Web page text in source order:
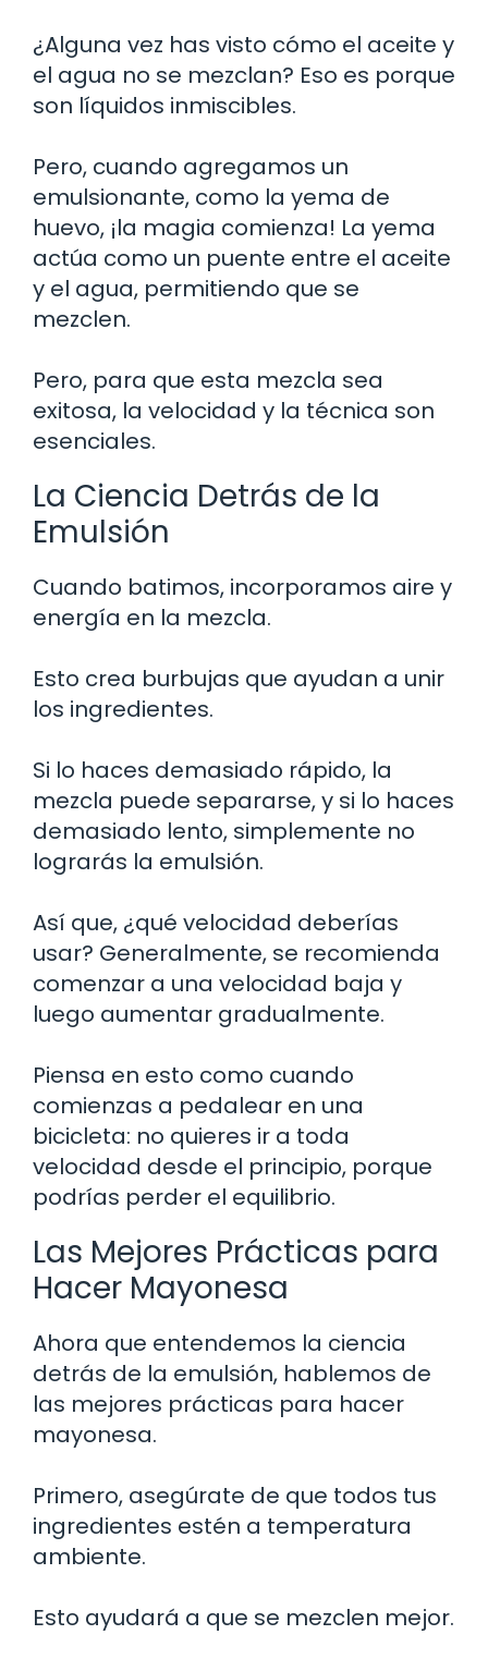
¿Alguna vez has visto cómo el aceite y
el agua no se mezclan? Eso es porque
son líquidos inmiscibles.
Pero, cuando agregamos un
emulsionante, como la yema de
huevo, ¡la magia comienza! La yema
actúa como un puente entre el aceite
y el agua, permitiendo que se
mezclen.
Pero, para que esta mezcla sea
exitosa, la velocidad y la técnica son
esenciales.
La Ciencia Detrás de la
Emulsión
Cuando batimos, incorporamos aire y
energía en la mezcla.
Esto crea burbujas que ayudan a unir
los ingredientes.
Si lo haces demasiado rápido, la
mezcla puede separarse, y si lo haces
demasiado lento, simplemente no
lograrás la emulsión.
Así que, ¿qué velocidad deberías
usar? Generalmente, se recomienda
comenzar a una velocidad baja y
luego aumentar gradualmente.
Piensa en esto como cuando
comienzas a pedalear en una
bicicleta: no quieres ir a toda
velocidad desde el principio, porque
podrías perder el equilibrio.
Las Mejores Prácticas para
Hacer Mayonesa
Ahora que entendemos la ciencia
detrás de la emulsión, hablemos de
las mejores prácticas para hacer
mayonesa.
Primero, asegúrate de que todos tus
ingredientes estén a temperatura
ambiente.
Esto ayudará a que se mezclen mejor.